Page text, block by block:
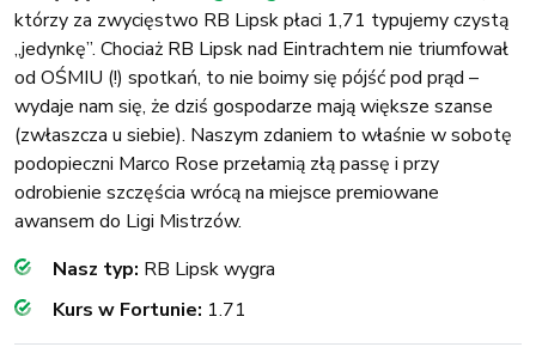
którzy za zwycięstwo RB Lipsk płaci 1,71 typujemy czystą
„jedynkę”. Chociaż RB Lipsk nad Eintrachtem nie triumfował
od OŚMIU (!) spotkań, to nie boimy się pójść pod prąd –
wydaje nam się, że dziś gospodarze mają większe szanse
(zwłaszcza u siebie). Naszym zdaniem to właśnie w sobotę
podopieczni Marco Rose przełamią złą passę i przy
odrobienie szczęścia wrócą na miejsce premiowane
awansem do Ligi Mistrzów.
Nasz typ: RB Lipsk wygra
Kurs w Fortunie: 1.71